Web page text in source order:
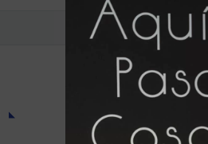
19
gente…